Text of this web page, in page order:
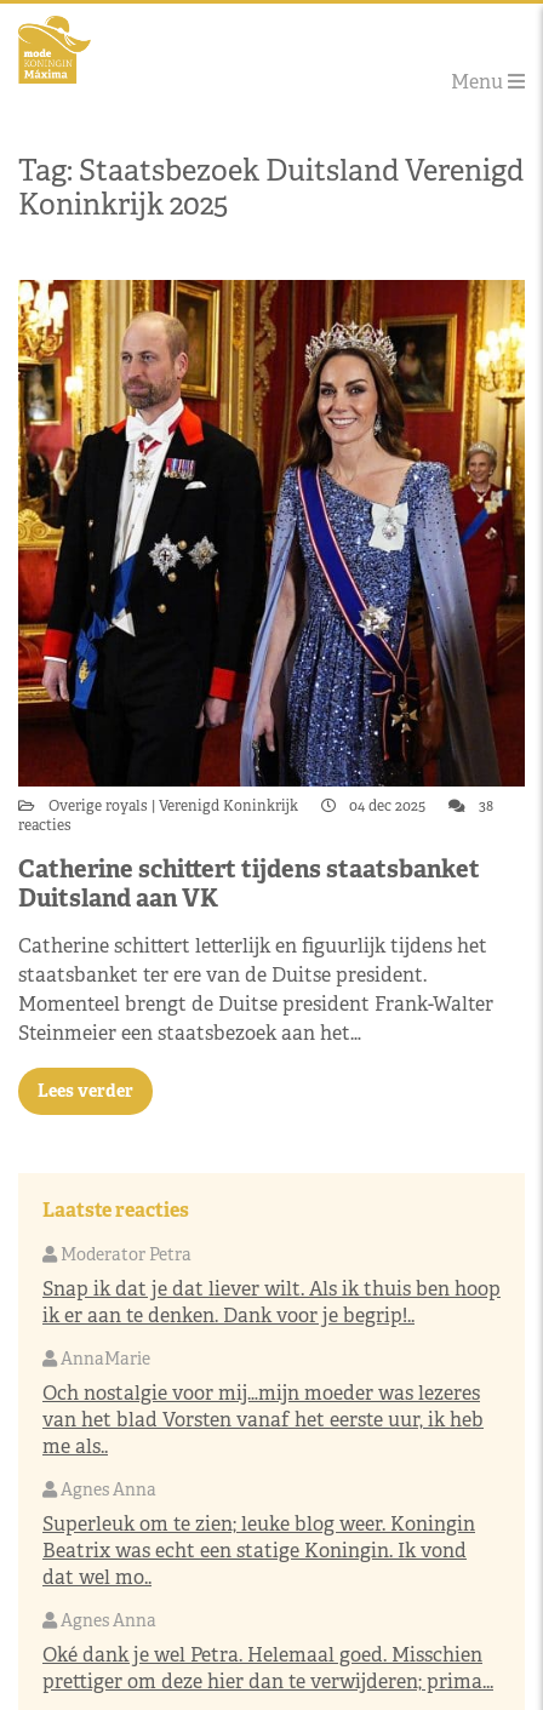
Menu
Tag: Staatsbezoek Duitsland Verenigd
Koninkrijk 2025
Overige royals Verenigd Koninkrijk 04 dec 2025
38
reacties
Catherine schittert tijdens staatsbanket
Duitsland aan VK
Catherine schittert letterlijk en figuurlijk tijdens het
staatsbanket ter ere van de Duitse president.
Momenteel brengt de Duitse president Frank-Walter
Steinmeier een staatsbezoek aan het…
Lees verder
Laatste reacties
Moderator Petra
Snap ik dat je dat liever wilt. Als ik thuis ben hoop
ik er aan te denken. Dank voor je begrip!..
AnnaMarie
Och nostalgie voor mij…mijn moeder was lezeres
van het blad Vorsten vanaf het eerste uur, ik heb
me als..
Agnes Anna
Superleuk om te zien; leuke blog weer. Koningin
Beatrix was echt een statige Koningin. Ik vond
dat wel mo..
Agnes Anna
Oké dank je wel Petra. Helemaal goed. Misschien
prettiger om deze hier dan te verwijderen; prima...